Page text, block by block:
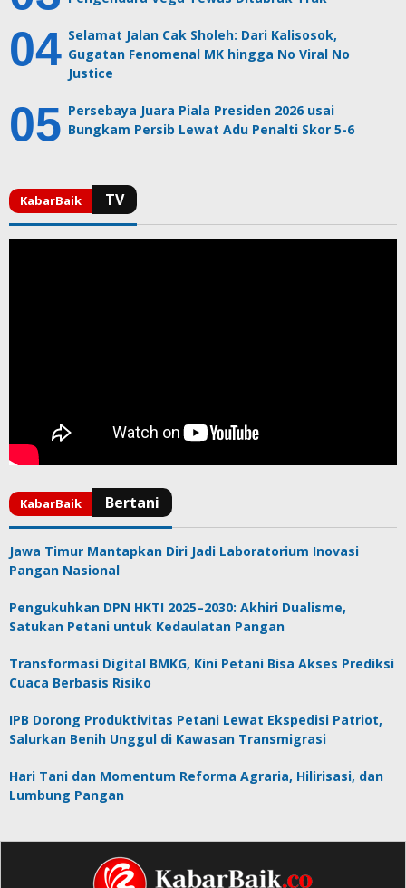
Selamat Jalan Cak Sholeh: Dari Kalisosok,
Gugatan Fenomenal MK hingga No Viral No
Justice
Persebaya Juara Piala Presiden 2026 usai
Bungkam Persib Lewat Adu Penalti Skor 5-6
Jawa Timur Mantapkan Diri Jadi Laboratorium Inovasi
Pangan Nasional
Pengukuhkan DPN HKTI 2025–2030: Akhiri Dualisme,
Satukan Petani untuk Kedaulatan Pangan
Transformasi Digital BMKG, Kini Petani Bisa Akses Prediksi
Cuaca Berbasis Risiko
IPB Dorong Produktivitas Petani Lewat Ekspedisi Patriot,
Salurkan Benih Unggul di Kawasan Transmigrasi
Hari Tani dan Momentum Reforma Agraria, Hilirisasi, dan
Lumbung Pangan